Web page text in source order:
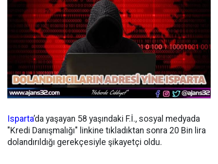
Isparta’da yaşayan 58 yaşındaki F.İ., sosyal medyada
"Kredi Danışmalığı" linkine tıkladıktan sonra 20 Bin lira
dolandırıldığı gerekçesiyle şikayetçi oldu.